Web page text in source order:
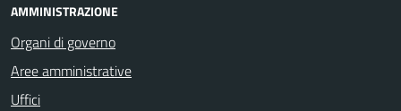
AMMINISTRAZIONE
Organi di governo
Aree amministrative
Uffici